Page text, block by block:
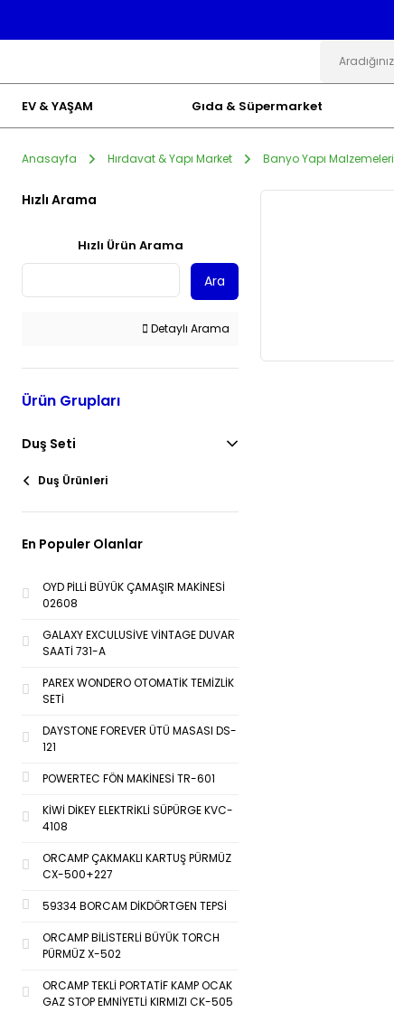
EV & YAŞAM Gıda & Süpermarket
Anasayfa Hırdavat & Yapı Market Banyo Yapı Malzemeleri
Hızlı Arama
Hızlı Ürün Arama
Ara
Detaylı Arama
Ürün Grupları
Duş Seti
Duş Ürünleri
En Populer Olanlar
OYD PİLLİ BÜYÜK ÇAMAŞIR MAKİNESİ
02608
GALAXY EXCULUSİVE VİNTAGE DUVAR
SAATİ 731-A
PAREX WONDERO OTOMATİK TEMİZLİK
SETİ
DAYSTONE FOREVER ÜTÜ MASASI DS-
121
POWERTEC FÖN MAKİNESİ TR-601
KİWİ DİKEY ELEKTRİKLİ SÜPÜRGE KVC-
4108
ORCAMP ÇAKMAKLI KARTUŞ PÜRMÜZ
CX-500+227
59334 BORCAM DİKDÖRTGEN TEPSİ
ORCAMP BİLİSTERLİ BÜYÜK TORCH
PÜRMÜZ X-502
ORCAMP TEKLİ PORTATİF KAMP OCAK
GAZ STOP EMNİYETLİ KIRMIZI CK-505